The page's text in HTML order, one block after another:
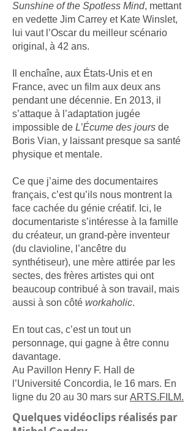
Sunshine of the Spotless Mind, mettant
en vedette Jim Carrey et Kate Winslet,
lui vaut l’Oscar du meilleur scénario
original, à 42 ans.
Il enchaîne, aux États-Unis et en
France, avec un film aux deux ans
pendant une décennie. En 2013, il
s’attaque à l’adaptation jugée
impossible de L’Écume des jours de
Boris Vian, y laissant presque sa santé
physique et mentale.
Ce que j’aime des documentaires
français, c’est qu’ils nous montrent la
face cachée du génie créatif. Ici, le
documentariste s’intéresse à la famille
du créateur, un grand-père inventeur
(du clavioline, l’ancêtre du
synthétiseur), une mère attirée par les
sectes, des frères artistes qui ont
beaucoup contribué à son travail, mais
aussi à son côté workaholic.
En tout cas, c’est un tout un
personnage, qui gagne à être connu
davantage.
Au Pavillon Henry F. Hall de
l’Université Concordia, le 16 mars. En
ligne du 20 au 30 mars sur ARTS.FILM.
Quelques vidéoclips réalisés par